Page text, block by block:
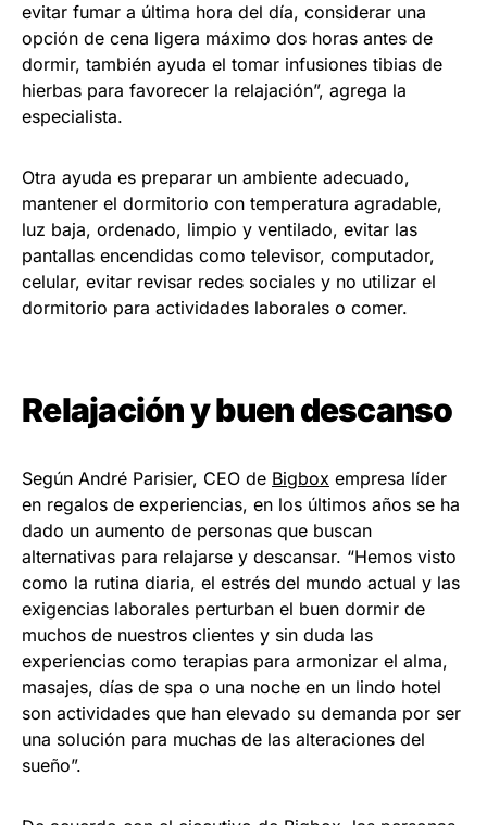
evitar fumar a última hora del día, considerar una
opción de cena ligera máximo dos horas antes de
dormir, también ayuda el tomar infusiones tibias de
hierbas para favorecer la relajación”, agrega la
especialista.
Otra ayuda es preparar un ambiente adecuado,
mantener el dormitorio con temperatura agradable,
luz baja, ordenado, limpio y ventilado, evitar las
pantallas encendidas como televisor, computador,
celular, evitar revisar redes sociales y no utilizar el
dormitorio para actividades laborales o comer.
Relajación y buen descanso
Según André Parisier, CEO de Bigbox empresa líder
en regalos de experiencias, en los últimos años se ha
dado un aumento de personas que buscan
alternativas para relajarse y descansar. “Hemos visto
como la rutina diaria, el estrés del mundo actual y las
exigencias laborales perturban el buen dormir de
muchos de nuestros clientes y sin duda las
experiencias como terapias para armonizar el alma,
masajes, días de spa o una noche en un lindo hotel
son actividades que han elevado su demanda por ser
una solución para muchas de las alteraciones del
sueño”.